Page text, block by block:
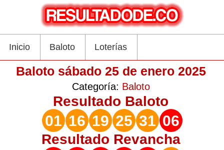
Inicio Baloto Loterías
Baloto sábado 25 de enero 2025
Categoría: Baloto
Resultado Baloto
01 16 19 25 31 06
Resultado Revancha